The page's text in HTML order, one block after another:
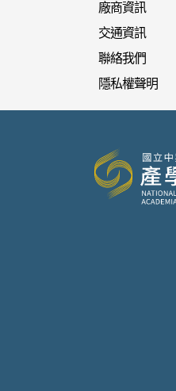
廠商資訊
交通資訊
聯絡我們
隱私權聲明